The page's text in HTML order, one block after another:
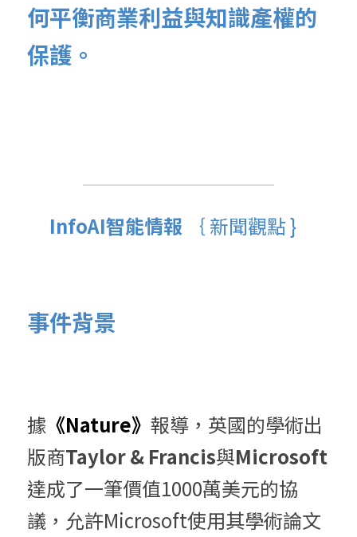
何平衡商業利益與知識產權的
保護。
InfoAI智能情報 ｛ 新聞觀點 }
事件背景
據 《Nature》 報導， 英國的學術出
版商Taylor & Francis與Microsoft
達成了一筆價值1000萬美元的協
議，允許Microsoft使用其學術論文